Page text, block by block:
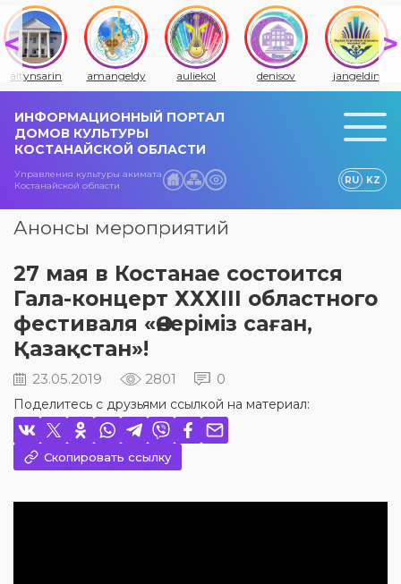
altynsarin amangeldy auliekol denisov jangeldin
ИНФОРМАЦИОННЫЙ ПОРТАЛ
ДОМОВ КУЛЬТУРЫ
КОСТАНАЙСКОЙ ОБЛАСТИ
Управления культуры акимата
Костанайской области
RU KZ
Анонсы мероприятий
27 мая в Костанае состоится
Гала-концерт ХХХIIІ областного
фестиваля «Өнеріміз саған,
Қазақстан»!
23.05.2019 2801 0
Поделитесь с друзьями ссылкой на материал:
Скопировать ссылку